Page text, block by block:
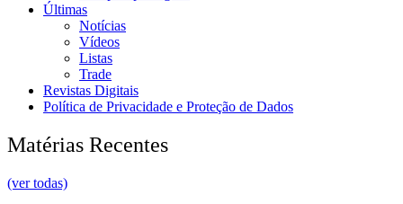
Últimas
Notícias
Vídeos
Listas
Trade
Revistas Digitais
Política de Privacidade e Proteção de Dados
Matérias Recentes
(ver todas)